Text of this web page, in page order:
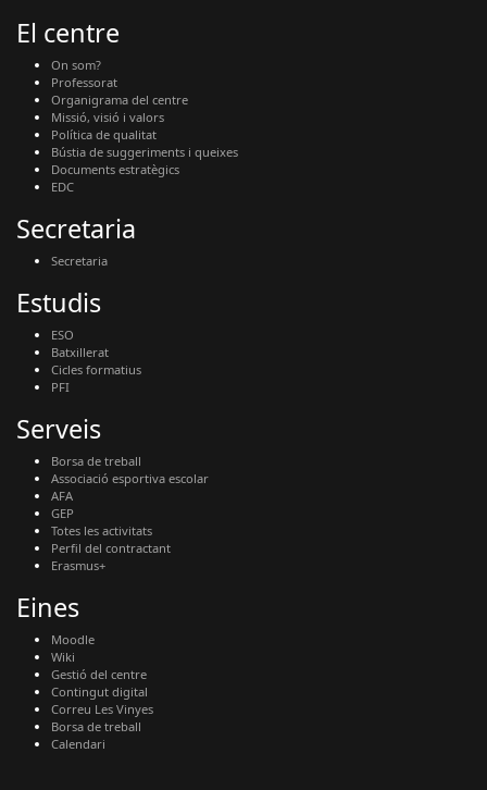
El centre
On som?
Professorat
Organigrama del centre
Missió, visió i valors
Política de qualitat
Bústia de suggeriments i queixes
Documents estratègics
EDC
Secretaria
Secretaria
Estudis
ESO
Batxillerat
Cicles formatius
PFI
Serveis
Borsa de treball
Associació esportiva escolar
AFA
GEP
Totes les activitats
Perfil del contractant
Erasmus+
Eines
Moodle
Wiki
Gestió del centre
Contingut digital
Correu Les Vinyes
Borsa de treball
Calendari